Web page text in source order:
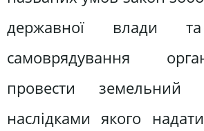
державної влади та
самоврядування
провести земельний
наслідками якого